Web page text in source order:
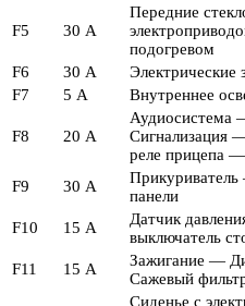
F5 30 А
Передние
подогревом
F6
30 А
Электрические
F7
5 А Внутреннее
F8 20 А
Сигнализация
реле прицепа
F9
30 А
панели
F10
15 А
Датчик
выключатель
F11
15 А
Зажигание —
Сажевый
Сиденье с